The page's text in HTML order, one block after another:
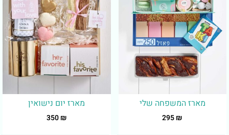
מארז המשפחה שלי
295₪
מארז יום נישואין
350₪